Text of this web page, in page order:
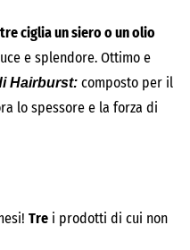
ciglia un siero o un olio
e splendore. Ottimo e
Hairburst: composto per il
lo spessore e la forza di
Tre i prodotti di cui non